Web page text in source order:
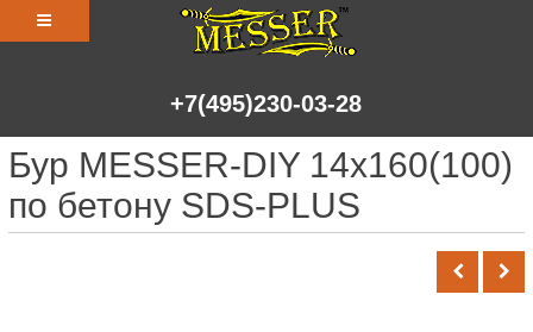
+7(495)230-03-28
Бур MESSER-DIY 14х160(100)
по бетону SDS-PLUS